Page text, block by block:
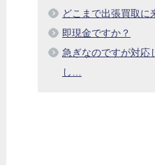
どこまで出張買取に
即現金ですか？
急ぎなのですが対応
し…